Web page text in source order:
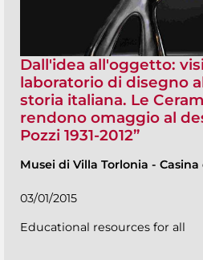
Dall'idea all'oggetto:
laboratorio di disegno
storia italiana. Le
rendono omaggio al
Pozzi 1931-2012”
Musei di Villa Torlonia -
03/01/2015
Educational resources for all